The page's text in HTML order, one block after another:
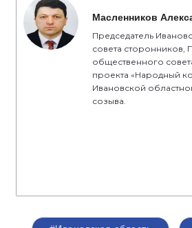
Масленников
Председатель
совета сторонников,
общественного
проекта «Народный
Ивановской
созыва.